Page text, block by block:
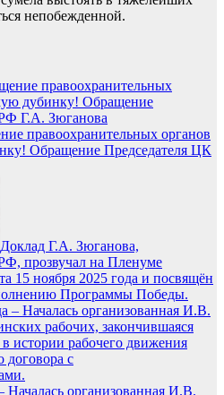
непобежденной.
правоохранительных органов
Обращение Председателя ЦК
Доклад Г.А. Зюганова,
прозвучал на Пленуме
15 ноября 2025 года и посвящён
Программы Победы.
Началась организованная И.В.